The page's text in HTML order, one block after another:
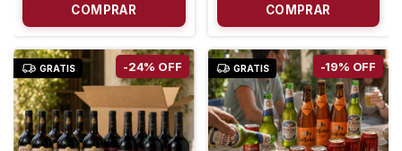
GRATIS -24% OFF GRATIS -19% OFF